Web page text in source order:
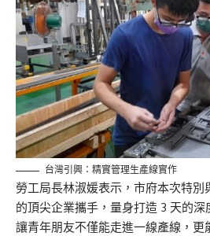
台灣引興：精實管理生產線實作
勞工局長林淑媛表示，市府本次特別
的頂尖企業攜手，量身打造 3 天的深
讓青年朋友不僅能走進一線產線，更